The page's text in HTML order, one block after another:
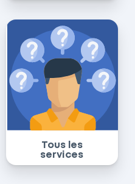
Tous les
services